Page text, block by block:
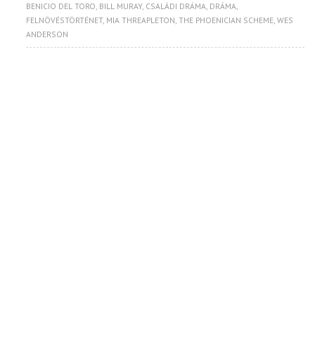
BENICIO DEL TORO, BILL MURAY, CSALÁDI DRÁMA, DRÁMA,
FELNÖVÉSTÖRTÉNET, MIA THREAPLETON,THE PHOENICIAN SCHEME,WES
ANDERSON